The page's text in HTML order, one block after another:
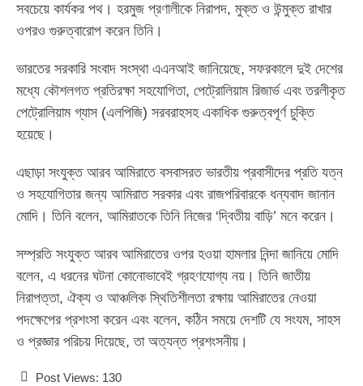
সবচেয়ে কার্যকর পথ। হরমুজ প্রণালীকে নিরাপদ, মুক্ত ও উন্মুক্ত রাখার
ওপরও গুরুত্বারোপ করেন তিনি।
ভারতের সরকারি সংবাদ সংস্থা এএনআই জানিয়েছে, সফরকালে দুই দেশের
মধ্যে কৌশলগত প্রতিরক্ষা সহযোগিতা, পেট্রোলিয়াম রিজার্ভ এবং তরলীকৃত
পেট্রোলিয়াম গ্যাস (এলপিজি) সরবরাহসহ একাধিক গুরুত্বপূর্ণ চুক্তি
হয়েছে।
এছাড়া সংযুক্ত আরব আমিরাতে বসবাসরত ভারতীয় প্রবাসীদের প্রতি যত্ন
ও সহযোগিতার জন্য আমিরাত সরকার এবং রাজপরিবারকে ধন্যবাদ জানান
মোদি। তিনি বলেন, আমিরাতকে তিনি নিজের ‘দ্বিতীয় বাড়ি’ মনে করেন।
সম্প্রতি সংযুক্ত আরব আমিরাতের ওপর হওয়া হামলার নিন্দা জানিয়ে মোদি
বলেন, এ ধরনের ঘটনা কোনোভাবেই গ্রহণযোগ্য নয়। তিনি জাতীয়
নিরাপত্তা, ঐক্য ও আঞ্চলিক স্থিতিশীলতা রক্ষায় আমিরাতের নেওয়া
পদক্ষেপের প্রশংসা করেন এবং বলেন, কঠিন সময়ে দেশটি যে সংযম, সাহস
ও প্রজ্ঞার পরিচয় দিয়েছে, তা অত্যন্ত প্রশংসনীয়।
Post Views: 130